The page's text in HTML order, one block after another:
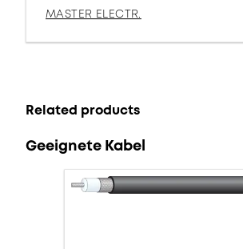
MASTER ELECTR.
Related products
Geeignete Kabel